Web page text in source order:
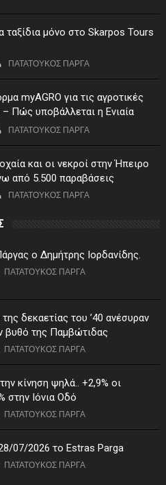
ταξίδια μόνο στο Skarpos Tours
ΠΑΤΑΤΟΥΚΟΣ ΠΑΡΓΑ
myAGRO για τις αγροτικές
– Πώς υποβάλλεται η Ενιαία
ΠΑΤΑΤΟΥΚΟΣ ΠΑΡΓΑ
και οι νεκροί στην Ήπειρο
από 5.500 παραβάσεις
ΠΑΤΑΤΟΥΚΟΣ ΠΑΡΓΑ
ο Δημήτρης Ιορδανίδης.
ΠΑΤΑΤΟΥΚΟΣ ΠΑΡΓΑ
δεκαετίας του ’40 ανέσυραν
βυθό της Παμβώτιδας
ΠΑΤΑΤΟΥΚΟΣ ΠΑΡΓΑ
κίνηση ψηλά.. +2,9% οι
στην Ιόνια Οδό
ΠΑΤΑΤΟΥΚΟΣ ΠΑΡΓΑ
07/2026 το Estras Parga
ΠΑΤΑΤΟΥΚΟΣ ΠΑΡΓΑ